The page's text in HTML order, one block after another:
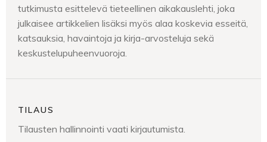
tutkimusta esittelevä tieteellinen aikakauslehti, joka
julkaisee artikkelien lisäksi myös alaa koskevia esseitä,
katsauksia, havaintoja ja kirja-arvosteluja sekä
keskustelupuheenvuoroja.
TILAUS
Tilausten hallinnointi vaati kirjautumista.